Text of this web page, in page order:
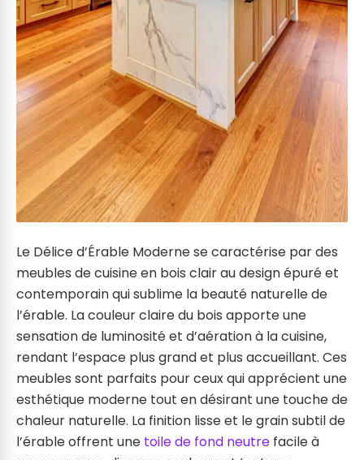
Le Délice d’Érable Moderne se caractérise par des
meubles de cuisine en bois clair au design épuré et
contemporain qui sublime la beauté naturelle de
l’érable. La couleur claire du bois apporte une
sensation de luminosité et d’aération à la cuisine,
rendant l’espace plus grand et plus accueillant. Ces
meubles sont parfaits pour ceux qui apprécient une
esthétique moderne tout en désirant une touche de
chaleur naturelle. La finition lisse et le grain subtil de
l’érable offrent une toile de fond neutre facile à